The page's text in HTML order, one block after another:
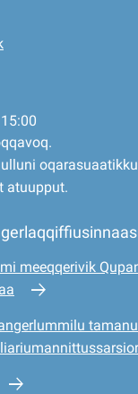
atuupput.
meeqqerivik